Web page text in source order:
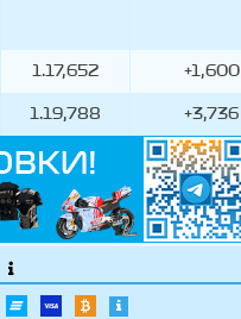
1.17,652 +1,600
1.19,788 +3,736